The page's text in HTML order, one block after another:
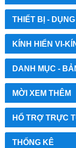
THIẾT BỊ -
KÍNH HIỂN VI-
DANH MỤC -
MỜI XEM THÊM
HỔ TRỢ TRỰC
THỐNG KÊ